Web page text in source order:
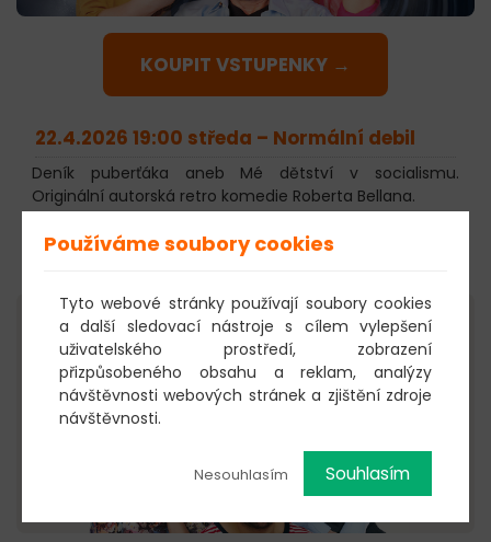
KOUPIT VSTUPENKY →
22.4.2026 19:00 středa – Normální debil
Deník puberťáka aneb Mé dětství v socialismu.
Originální autorská retro komedie Roberta Bellana.
Zbranková, Veronika Macková
Používáme soubory cookies
Tyto webové stránky používají soubory cookies
a další sledovací nástroje s cílem vylepšení
uživatelského prostředí, zobrazení
přizpůsobeného obsahu a reklam, analýzy
návštěvnosti webových stránek a zjištění zdroje
návštěvnosti.
Nesouhlasím Souhlasím